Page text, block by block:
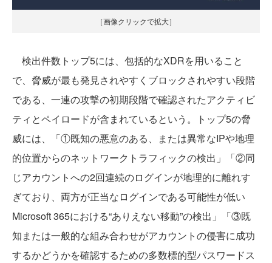
［画像クリックで拡大］
検出件数トップ5には、包括的なXDRを用いること
で、脅威が最も発見されやすくブロックされやすい段階
である、一連の攻撃の初期段階で確認されたアクティビ
ティとペイロードが含まれているという。トップ5の脅
威には、「①既知の悪意のある、または異常なIPや地理
的位置からのネットワークトラフィックの検出」「②同
じアカウントへの2回連続のログインが地理的に離れす
ぎており、両方が正当なログインである可能性が低い
Microsoft 365における“ありえない移動”の検出」「③既
知または一般的な組み合わせがアカウントの侵害に成功
するかどうかを確認するための多数標的型パスワードス